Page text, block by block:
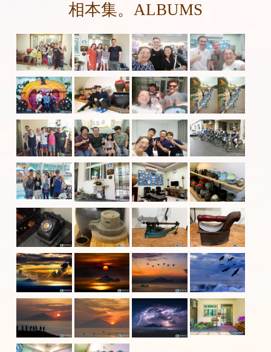
相本集。ALBUMS